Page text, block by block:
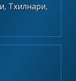
Тхилнари,